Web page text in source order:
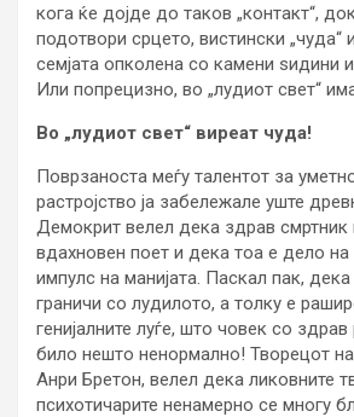
кога ќе дојде до таков „контакт“,
подотвори срцето, вистински „чуда“
семјата опколена со камени ѕидини
Или попрецизно, во „лудиот свет“
Во „лудиот свет“ виреат чуда!
Поврзаноста меѓу талентот за
растројство ја забележале уште
Демокрит велел дека здрав
вдахновен поет и дека тоа е дело на
импулс на манијата. Паскал пак, дека
граничи со лудилото, а толку е
генијалните луѓе, што човек со
било нешто ненормално! Творецот
Анри Бретон, велел дека ликовните
психотичарите ненамерно се многу